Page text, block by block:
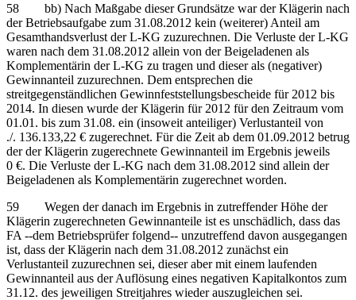
58 bb) Nach Maßgabe dieser Grundsätze war der Klägerin nach
der Betriebsaufgabe zum 31.08.2012 kein (weiterer) Anteil am
Gesamthandsverlust der L-KG zuzurechnen. Die Verluste der L-KG
waren nach dem 31.08.2012 allein von der Beigeladenen als
Komplementärin der L-KG zu tragen und dieser als (negativer)
Gewinnanteil zuzurechnen. Dem entsprechen die
streitgegenständlichen Gewinnfeststellungsbescheide für 2012 bis
2014. In diesen wurde der Klägerin für 2012 für den Zeitraum vom
01.01. bis zum 31.08. ein (insoweit anteiliger) Verlustanteil von
./. 136.133,22 € zugerechnet. Für die Zeit ab dem 01.09.2012 betrug
der der Klägerin zugerechnete Gewinnanteil im Ergebnis jeweils
0 €. Die Verluste der L-KG nach dem 31.08.2012 sind allein der
Beigeladenen als Komplementärin zugerechnet worden.
59 Wegen der danach im Ergebnis in zutreffender Höhe der
Klägerin zugerechneten Gewinnanteile ist es unschädlich, dass das
FA ‑‑dem Betriebsprüfer folgend‑‑ unzutreffend davon ausgegangen
ist, dass der Klägerin nach dem 31.08.2012 zunächst ein
Verlustanteil zuzurechnen sei, dieser aber mit einem laufenden
Gewinnanteil aus der Auflösung eines negativen Kapitalkontos zum
31.12. des jeweiligen Streitjahres wieder auszugleichen sei.